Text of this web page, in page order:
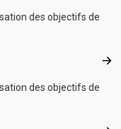
des objectifs de
des objectifs de